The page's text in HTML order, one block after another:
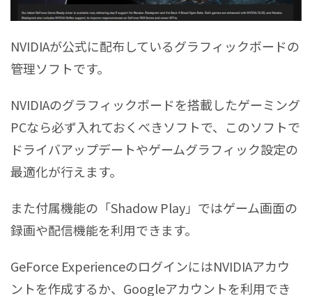
NVIDIAが公式に配布しているグラフィックボードの
管理ソフトです。
NVIDIAのグラフィックボードを搭載したゲーミング
PCなら必ず入れておくべきソフトで、このソフトで
ドライバアップデートやゲームグラフィック設定の
最適化が行えます。
また付属機能の「Shadow Play」ではゲーム画面の
録画や配信機能を利用できます。
GeForce ExperienceのログインにはNVIDIAアカウ
ントを作成するか、Googleアカウントを利用でき